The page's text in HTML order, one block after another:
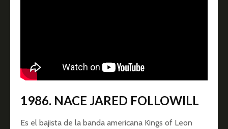
1986. NACE JARED FOLLOWILL
Es el bajista de la banda americana Kings of Leon